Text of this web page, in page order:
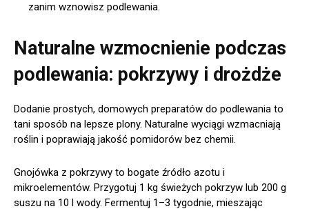
zanim wznowisz podlewania.
Naturalne wzmocnienie podczas
podlewania: pokrzywy i drożdże
Dodanie prostych, domowych preparatów do podlewania to
tani sposób na lepsze plony. Naturalne wyciągi wzmacniają
roślin i poprawiają jakość pomidorów bez chemii.
Gnojówka z pokrzywy to bogate źródło azotu i
mikroelementów. Przygotuj 1 kg świeżych pokrzyw lub 200 g
suszu na 10 l wody. Fermentuj 1–3 tygodnie, mieszając